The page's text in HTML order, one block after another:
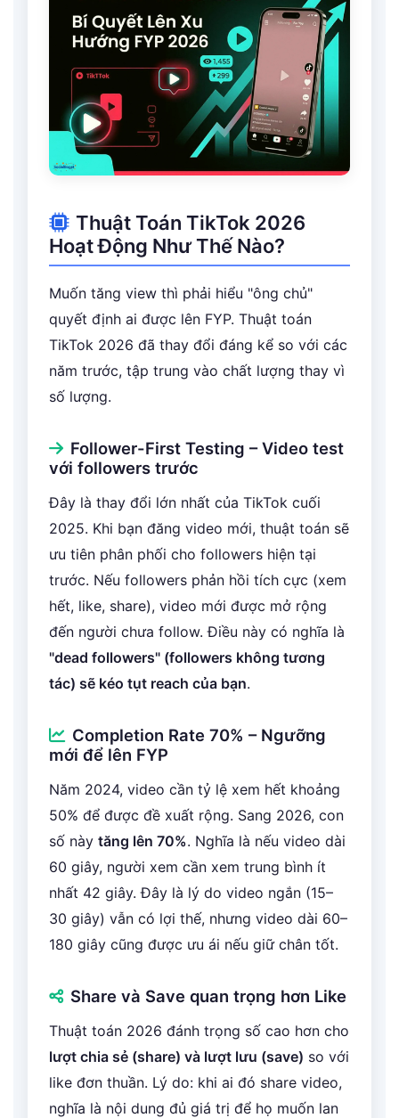
Thuật Toán TikTok 2026
Hoạt Động Như Thế Nào?
Muốn tăng view thì phải hiểu "ông chủ"
quyết định ai được lên FYP. Thuật toán
TikTok 2026 đã thay đổi đáng kể so với các
năm trước, tập trung vào chất lượng thay vì
số lượng.
Follower-First Testing – Video test
với followers trước
Đây là thay đổi lớn nhất của TikTok cuối
2025. Khi bạn đăng video mới, thuật toán sẽ
ưu tiên phân phối cho followers hiện tại
trước. Nếu followers phản hồi tích cực (xem
hết, like, share), video mới được mở rộng
đến người chưa follow. Điều này có nghĩa là
"dead followers" (followers không tương
tác) sẽ kéo tụt reach của bạn.
Completion Rate 70% – Ngưỡng
mới để lên FYP
Năm 2024, video cần tỷ lệ xem hết khoảng
50% để được đề xuất rộng. Sang 2026, con
số này tăng lên 70%. Nghĩa là nếu video dài
60 giây, người xem cần xem trung bình ít
nhất 42 giây. Đây là lý do video ngắn (15–
30 giây) vẫn có lợi thế, nhưng video dài 60–
180 giây cũng được ưu ái nếu giữ chân tốt.
Share và Save quan trọng hơn Like
Thuật toán 2026 đánh trọng số cao hơn cho
lượt chia sẻ (share) và lượt lưu (save) so với
like đơn thuần. Lý do: khi ai đó share video,
nghĩa là nội dung đủ giá trị để họ muốn lan